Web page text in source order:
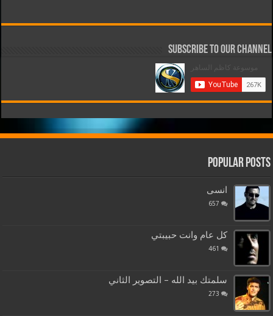
Subscribe to our Channel
Popular Posts
انسى
657
كل عام وانت حبيبتي
461
سلمتك بيد الله – التصوير الثاني
273